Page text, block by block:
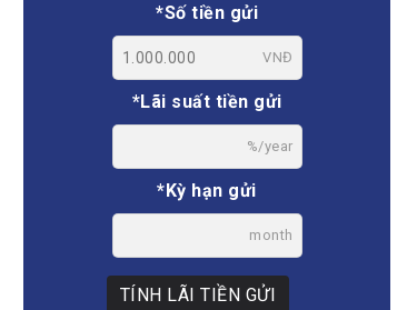
*Số tiền gửi
VNĐ
*Lãi suất tiền gửi
%/year
*Kỳ hạn gửi
month
TÍNH LÃI TIỀN GỬI